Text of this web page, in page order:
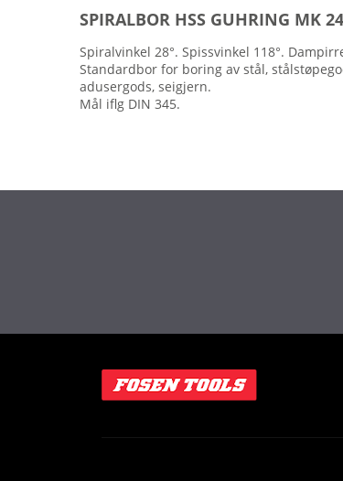
SPIRALBOR HSS GUHRING MK
Spiralvinkel 28°. Spissvinkel 118°.
Standardbor for boring av stål,
adusergods, seigjern.
Mål iflg DIN 345.